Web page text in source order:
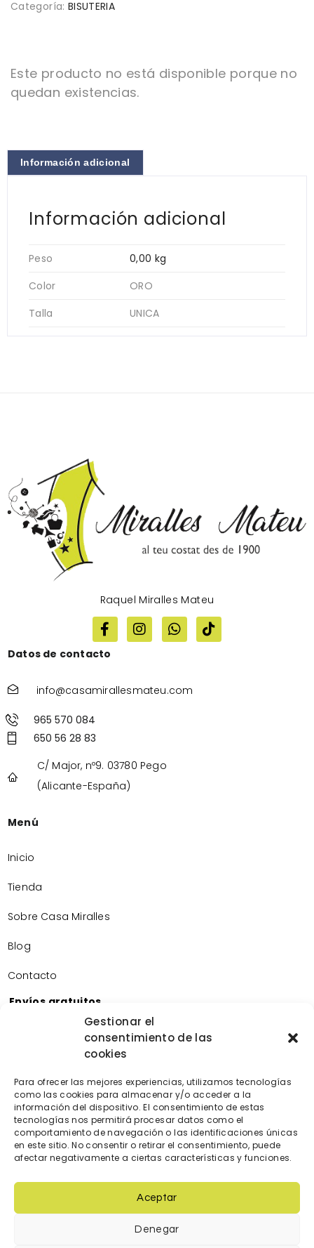
Gestionar el
consentimiento de las
cookies
Para ofrecer las mejores experiencias, utilizamos tecnologías
como las cookies para almacenar y/o acceder a la
información del dispositivo. El consentimiento de estas
tecnologías nos permitirá procesar datos como el
comportamiento de navegación o las identificaciones únicas
en este sitio. No consentir o retirar el consentimiento, puede
afectar negativamente a ciertas características y funciones.
Aceptar
Denegar
Categoría: BISUTERIA
Este producto no está disponible porque no
quedan existencias.
Información adicional
Información adicional
Peso
0,00 kg
Color
ORO
Talla
UNICA
Raquel Miralles Mateu
Datos de contacto
info@casamirallesmateu.com
965 570 084
650 56 28 83
C/ Major, nº9. 03780 Pego
(Alicante-España)
Menú
Inicio
Tienda
Sobre Casa Miralles
Blog
Contacto
Envíos gratuitos
Envíos gratuitos por la compra de más de 60€.
Devoluciones gratuitas
Devoluciones gratuitas en nuestra tienda física.
Pago seguro
Tarjeta de crédito/débito.
Transferencia bancaria.
Bizum.